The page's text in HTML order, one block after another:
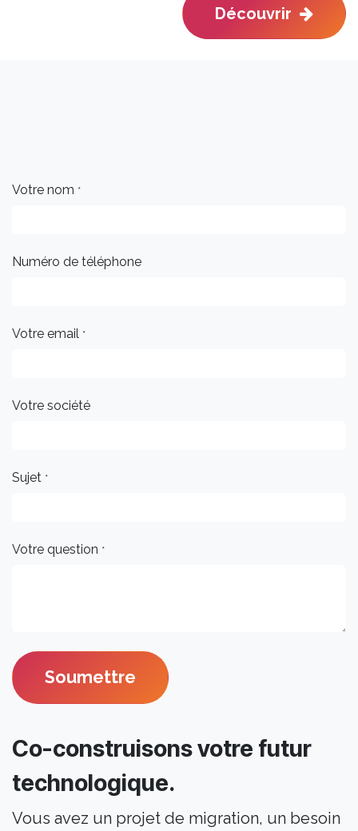
Découvrir
Votre nom *
Numéro de téléphone
Votre email *
Votre société
Sujet *
Votre question *
Soumettre
Co-construisons votre futur
technologique.
Vous avez un projet de migration, un besoin